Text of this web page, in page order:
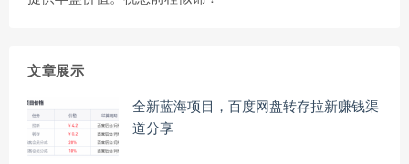
文章展示
全新蓝海项目，百度网盘转存拉新赚钱渠
道分享